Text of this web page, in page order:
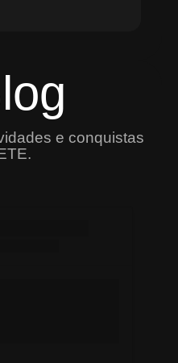
e conquistas